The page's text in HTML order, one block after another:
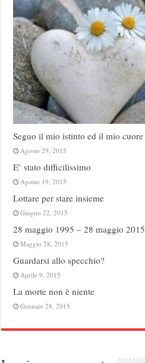
Seguo il mio istinto ed il mio cuore
Agosto 29, 2015
E’ stato difficilissimo
Agosto 19, 2015
Lottare per stare insieme
Giugno 22, 2015
28 maggio 1995 – 28 maggio 2015
Maggio 28, 2015
Guardarsi allo specchio?
Aprile 9, 2015
La morte non è niente
Gennaio 28, 2015